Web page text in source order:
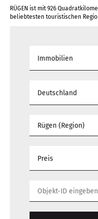
RÜGEN ist mit 926
beliebtesten touristischen
Immobilien
Deutschland
Preis